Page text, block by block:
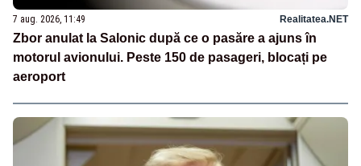
7 aug. 2026, 11:49 Realitatea.NET
Zbor anulat la Salonic după ce o pasăre a ajuns în
motorul avionului. Peste 150 de pasageri, blocați pe
aeroport